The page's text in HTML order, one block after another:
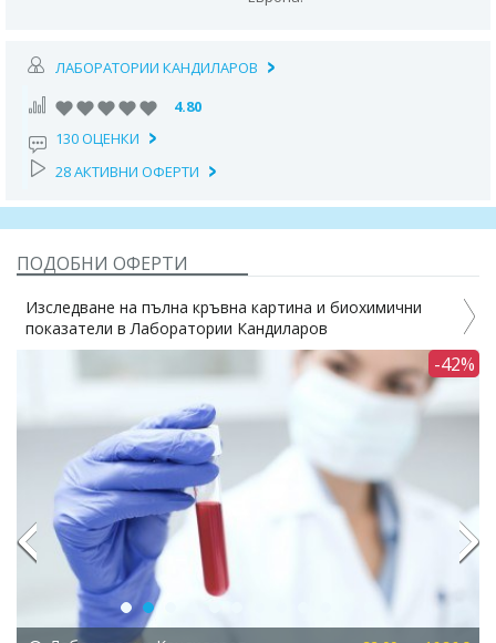
ЛАБОРАТОРИИ КАНДИЛАРОВ
4.80
130 ОЦЕНКИ
28 АКТИВНИ ОФЕРТИ
ПОДОБНИ ОФЕРТИ
Изследване на пълна кръвна картина и биохимични
показатели в Лаборатории Кандиларов
-42%
Previous Next